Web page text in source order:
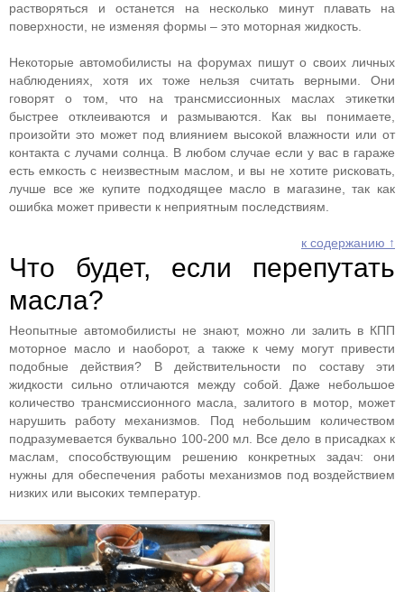
растворяться и останется на несколько минут плавать на
поверхности, не изменяя формы – это моторная жидкость.
Некоторые автомобилисты на форумах пишут о своих личных
наблюдениях, хотя их тоже нельзя считать верными. Они
говорят о том, что на трансмиссионных маслах этикетки
быстрее отклеиваются и размываются. Как вы понимаете,
произойти это может под влиянием высокой влажности или от
контакта с лучами солнца. В любом случае если у вас в гараже
есть емкость с неизвестным маслом, и вы не хотите рисковать,
лучше все же купите подходящее масло в магазине, так как
ошибка может привести к неприятным последствиям.
к содержанию ↑
Что будет, если перепутать
масла?
Неопытные автомобилисты не знают, можно ли залить в КПП
моторное масло и наоборот, а также к чему могут привести
подобные действия? В действительности по составу эти
жидкости сильно отличаются между собой. Даже небольшое
количество трансмиссионного масла, залитого в мотор, может
нарушить работу механизмов. Под небольшим количеством
подразумевается буквально 100-200 мл. Все дело в присадках к
маслам, способствующим решению конкретных задач: они
нужны для обеспечения работы механизмов под воздействием
низких или высоких температур.